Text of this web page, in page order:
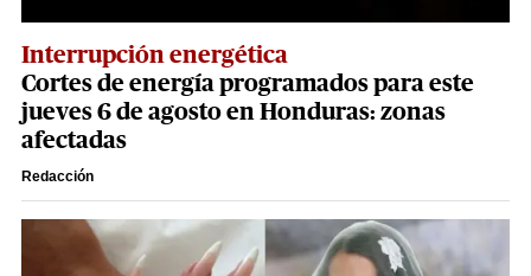
Interrupción energética
Cortes de energía programados para este
jueves 6 de agosto en Honduras: zonas
afectadas
Redacción